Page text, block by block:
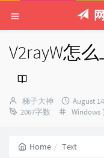
V2rayW怎
Author：
梯子大神
发
布
August
2067字数
Windows
Home Text